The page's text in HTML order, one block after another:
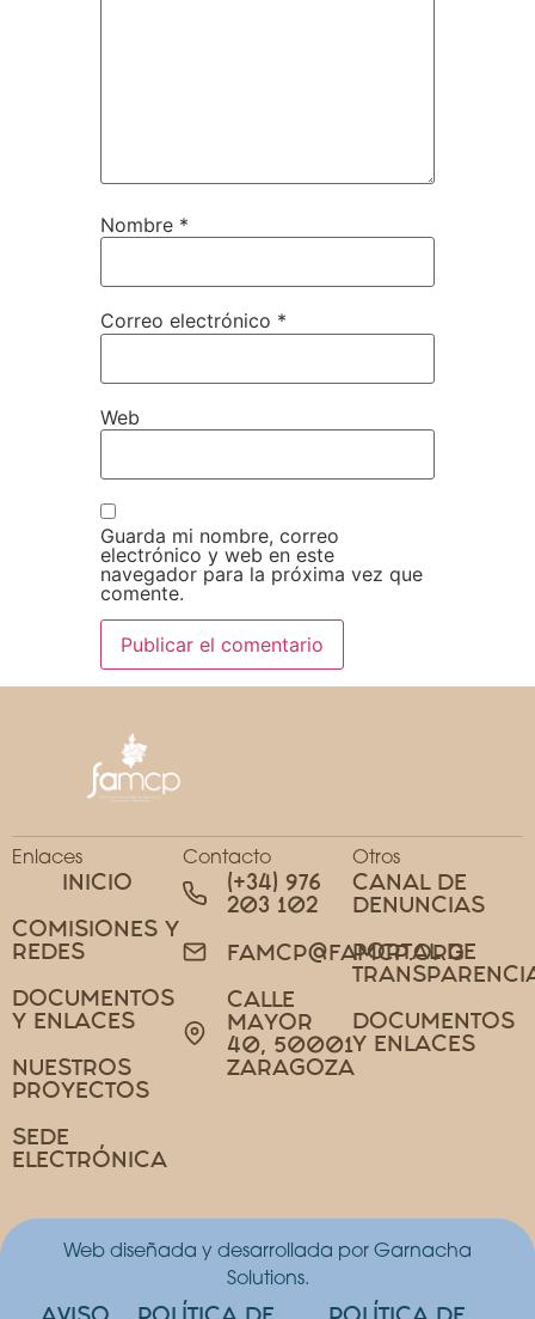
Nombre *
Correo electrónico *
Web
Guarda mi nombre, correo
electrónico y web en este
navegador para la próxima vez que
comente.
Enlaces
INICIO
COMISIONES Y
REDES
DOCUMENTOS
Y ENLACES
NUESTROS
PROYECTOS
SEDE
ELECTRÓNICA
Contacto
(+34) 976
203 102
FAMCP@FAMCP.ORG
CALLE
MAYOR
40, 50001
ZARAGOZA
Otros
CANAL DE
DENUNCIAS
PORTAL DE
DOCUMENTOS
Y ENLACES
Web diseñada y desarrollada por Garnacha
Solutions.